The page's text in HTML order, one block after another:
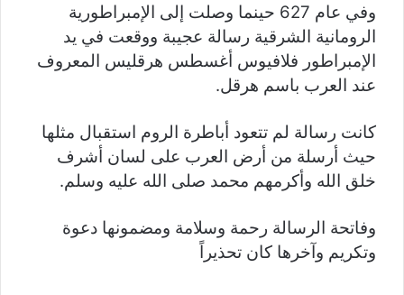
وفي عام 627 حينما وصلت إلى الإمبراطورية
الرومانية الشرقية رسالة عجيبة ووقعت في يد
الإمبراطور فلافيوس أغسطس هرقليس المعروف
عند العرب باسم هرقل.
كانت رسالة لم تتعود أباطرة الروم استقبال مثلها
حيث أرسلة من أرض العرب على لسان أشرف
خلق الله وأكرمهم محمد صلى الله عليه وسلم.
وفاتحة الرسالة رحمة وسلامة ومضمونها دعوة
وتكريم وآخرها كان تحذيراً